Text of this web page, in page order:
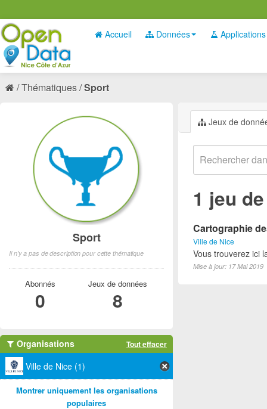
Accueil Données Applications
Thématiques Sport
Jeux de
1 jeu
Cartographie
Ville de Nice
Vous trouverez ici
Mise à jour: 17 Mai 2019
Sport
Il n'y a pas de description pour cette thématique
Abonnés
0
Jeux de données
8
Organisations Tout effacer
Ville de Nice (1)
Montrer uniquement les organisations
populaires